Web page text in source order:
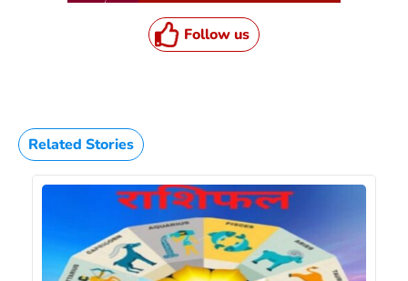
Follow us
Related Stories